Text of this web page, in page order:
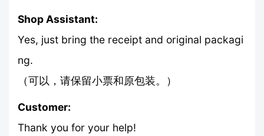
Shop Assistant:
Yes, just bring the receipt and original packagi
ng.
（可以，请保留小票和原包装。）
Customer:
Thank you for your help!